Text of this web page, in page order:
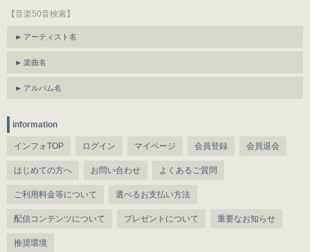
【音楽50音検索】
アーティスト名
楽曲名
アルバム名
information
インフォTOP ログイン マイページ 会員登録 会員退会
はじめての方へ お問い合わせ よくあるご質問
ご利用料金等について 選べるお支払い方法
配信コンテンツについて プレゼントについて 重要なお知らせ
推奨環境